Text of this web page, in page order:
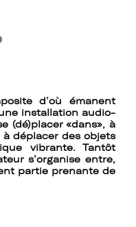
d’où émanent
installation audio-
(dé)placer «dans», à
déplacer des objets
vibrante. Tantôt
s’organise entre,
partie prenante de